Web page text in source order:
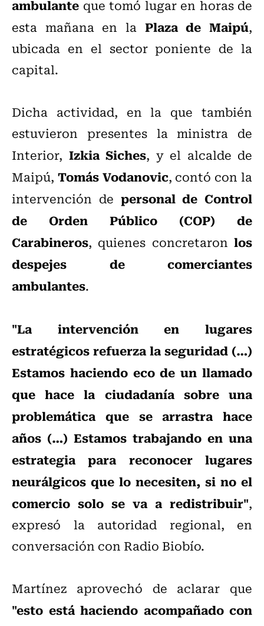
ambulante que tomó lugar en horas de
esta mañana en la Plaza de Maipú,
ubicada en el sector poniente de la
capital.
Dicha actividad, en la que también
estuvieron presentes la ministra de
Interior, Izkia Siches, y el alcalde de
Maipú, Tomás Vodanovic, contó con la
intervención de personal de Control
de Orden Público (COP) de
Carabineros, quienes concretaron los
despejes de comerciantes
ambulantes.
"La intervención en lugares
estratégicos refuerza la seguridad (…)
Estamos haciendo eco de un llamado
que hace la ciudadanía sobre una
problemática que se arrastra hace
años (…) Estamos trabajando en una
estrategia para reconocer lugares
neurálgicos que lo necesiten, si no el
comercio solo se va a redistribuir",
expresó la autoridad regional, en
conversación con Radio Biobío.
Martínez aprovechó de aclarar que
"esto está haciendo acompañado con